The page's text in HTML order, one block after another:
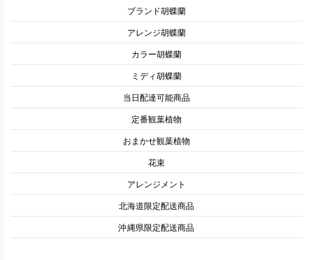
ブランド胡蝶蘭
アレンジ胡蝶蘭
カラー胡蝶蘭
ミディ胡蝶蘭
当日配達可能商品
定番観葉植物
おまかせ観葉植物
花束
アレンジメント
北海道限定配送商品
沖縄県限定配送商品